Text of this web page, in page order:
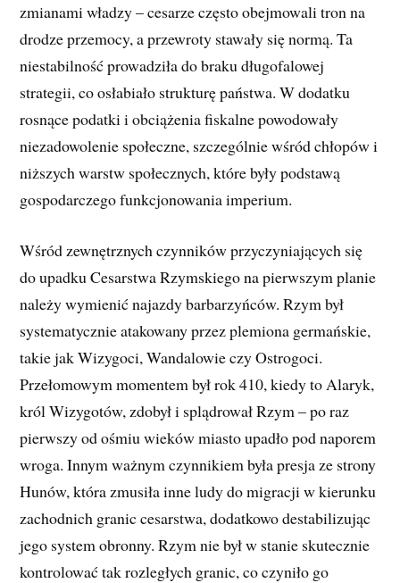
zmianami władzy – cesarze często obejmowali tron na
drodze przemocy, a przewroty stawały się normą. Ta
niestabilność prowadziła do braku długofalowej
strategii, co osłabiało strukturę państwa. W dodatku
rosnące podatki i obciążenia fiskalne powodowały
niezadowolenie społeczne, szczególnie wśród chłopów i
niższych warstw społecznych, które były podstawą
gospodarczego funkcjonowania imperium.
Wśród zewnętrznych czynników przyczyniających się
do upadku Cesarstwa Rzymskiego na pierwszym planie
należy wymienić najazdy barbarzyńców. Rzym był
systematycznie atakowany przez plemiona germańskie,
takie jak Wizygoci, Wandalowie czy Ostrogoci.
Przełomowym momentem był rok 410, kiedy to Alaryk,
król Wizygotów, zdobył i splądrował Rzym – po raz
pierwszy od ośmiu wieków miasto upadło pod naporem
wroga. Innym ważnym czynnikiem była presja ze strony
Hunów, która zmusiła inne ludy do migracji w kierunku
zachodnich granic cesarstwa, dodatkowo destabilizując
jego system obronny. Rzym nie był w stanie skutecznie
kontrolować tak rozległych granic, co czyniło go